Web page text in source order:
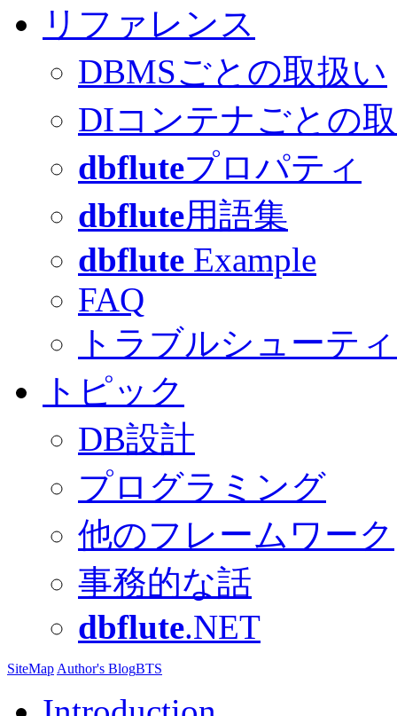
リファレンス
DBMSごとの取扱い
DIコンテナごとの
dbfluteプロパティ
dbflute用語集
dbflute Example
FAQ
トラブルシューテ
トピック
DB設計
プログラミング
他のフレームワーク
事務的な話
dbflute.NET
SiteMap Author's BlogBTS